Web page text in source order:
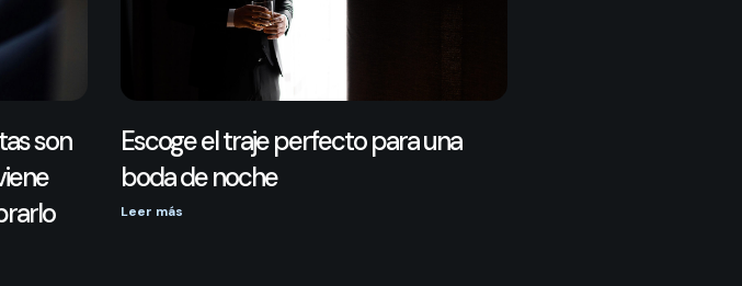
son
Escoge el traje perfecto para una
boda de noche
Leer más